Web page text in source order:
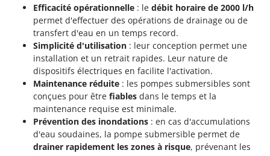
Royal Food
Ryobi
S.T.P.
Santos
Sbaraglia
Schnitzer
Seven Italy
Shark
Efficacité opérationnelle : le débit horaire de 2000 l/h
permet d'effectuer des opérations de drainage ou de
transfert d'eau en un temps record.
Simplicité d'utilisation : leur conception permet une
installation et un retrait rapides. Leur nature de
dispositifs électriques en facilite l'activation.
Maintenance réduite : les pompes submersibles sont
conçues pour être fiables dans le temps et la
maintenance requise est minimale.
Prévention des inondations : en cas d'accumulations
d'eau soudaines, la pompe submersible permet de
drainer rapidement les zones à risque, prévenant les